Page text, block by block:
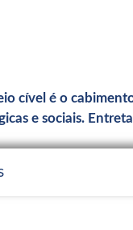
cível é o
e sociais.